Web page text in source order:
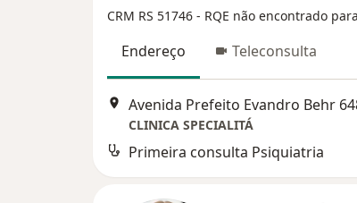
CRM RS 51746 - RQE não encontrado
Endereço Teleconsulta
CLINICA SPECIALITÁ
Primeira consulta Psiquiatria